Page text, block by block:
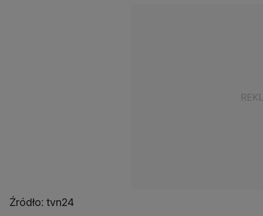
Źródło: tvn24